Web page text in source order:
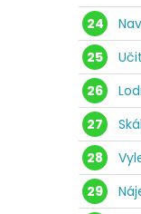
24
25
26
27
28
29